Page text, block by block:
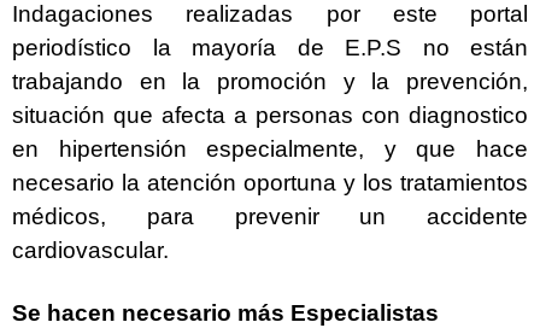
Indagaciones realizadas por este portal
periodístico la mayoría de E.P.S no están
trabajando en la promoción y la prevención,
situación que afecta a personas con diagnostico
en hipertensión especialmente, y que hace
necesario la atención oportuna y los tratamientos
médicos, para prevenir un accidente
cardiovascular.
Se hacen necesario más Especialistas